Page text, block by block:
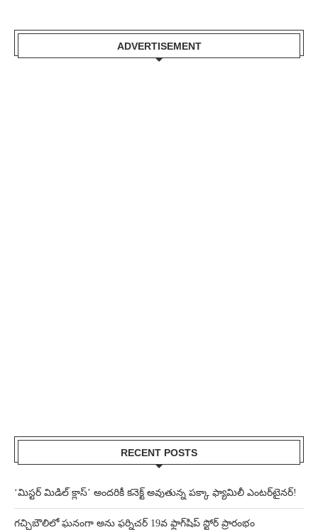
ADVERTISEMENT
RECENT POSTS
‘మిస్టర్ మిడిల్ క్లాస్’ అందరికీ కనెక్ట్ అవుతున్న పక్కా ఫ్యామిలీ ఎంటర్‌టైనర్!
గచ్చిబౌలిలో ఘనంగా అను ఫర్నిచర్ 19వ ఫ్లాగ్‌షిప్ స్టోర్ ప్రారంభం